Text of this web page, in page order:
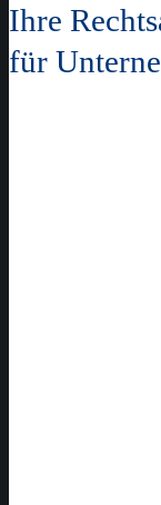
Ihre
für